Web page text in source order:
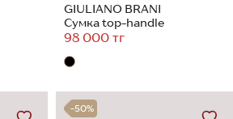
GIULIANO BRANI
Сумка top-handle
98 000 тг
-50%